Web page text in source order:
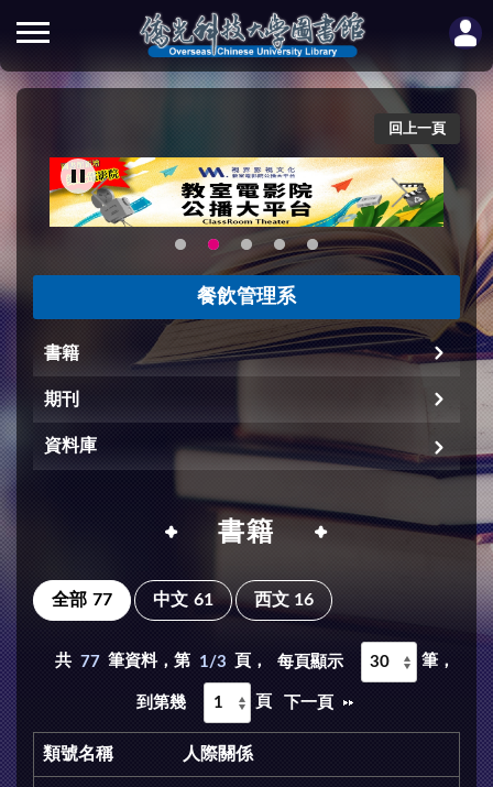
回上一頁
餐飲管理系
書籍
期刊
資料庫
書籍
全部 77 中文 61 西文 16
共 77 筆資料，第 1/3 頁， 每頁顯示 筆，
到第幾 頁 下一頁
人際關係